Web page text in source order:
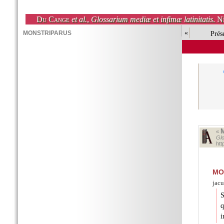
Du Cange et al., Glossarium mediæ et infimæ latinitatis.
«
«